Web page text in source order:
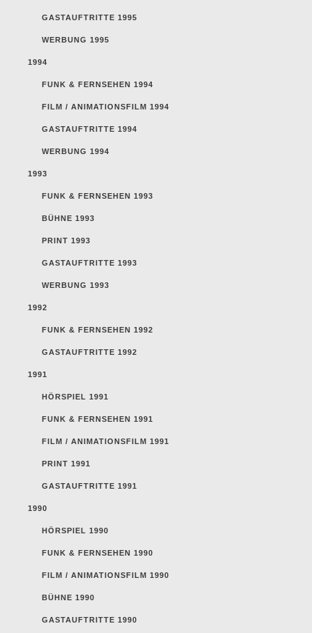
GASTAUFTRITTE 1995
WERBUNG 1995
1994
FUNK & FERNSEHEN 1994
FILM / ANIMATIONSFILM 1994
GASTAUFTRITTE 1994
WERBUNG 1994
1993
FUNK & FERNSEHEN 1993
BÜHNE 1993
PRINT 1993
GASTAUFTRITTE 1993
WERBUNG 1993
1992
FUNK & FERNSEHEN 1992
GASTAUFTRITTE 1992
1991
HÖRSPIEL 1991
FUNK & FERNSEHEN 1991
FILM / ANIMATIONSFILM 1991
PRINT 1991
GASTAUFTRITTE 1991
1990
HÖRSPIEL 1990
FUNK & FERNSEHEN 1990
FILM / ANIMATIONSFILM 1990
BÜHNE 1990
GASTAUFTRITTE 1990